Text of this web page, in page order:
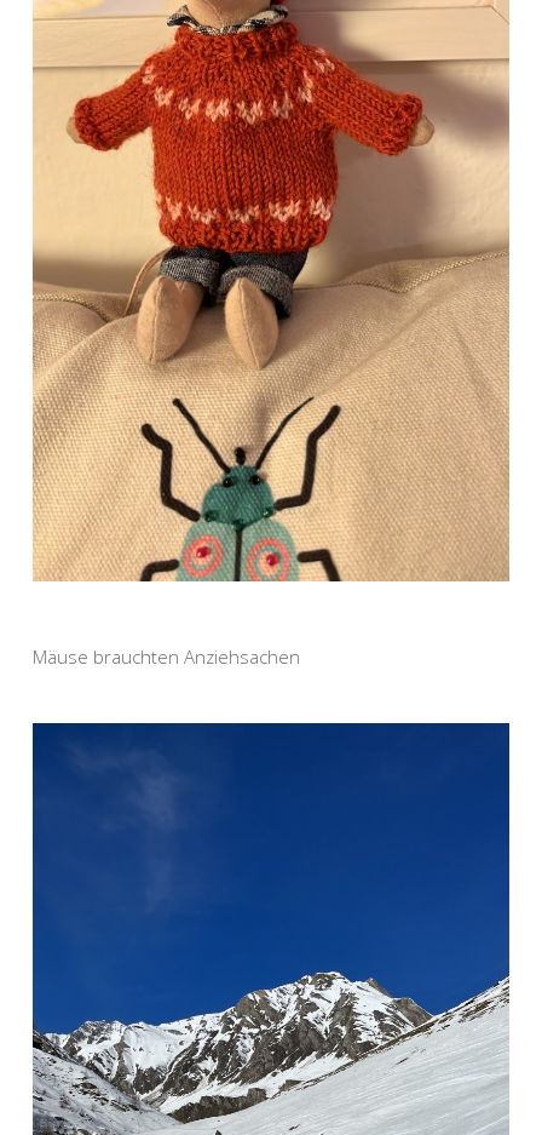
Mäuse brauchten Anziehsachen